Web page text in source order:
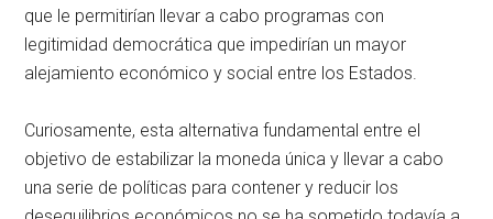
que le permitirían llevar a cabo programas con
legitimidad democrática que impedirían un mayor
alejamiento económico y social entre los Estados.
Curiosamente, esta alternativa fundamental entre el
objetivo de estabilizar la moneda única y llevar a cabo
una serie de políticas para contener y reducir los